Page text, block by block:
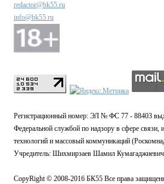
redactor@bk55.ru
info@bk55.ru
Регистрационный номер: ЭЛ № ФС 77 - 88403
Федеральной службой по надзору в сфере
технологий и массовый коммуникаций
Учредитель: Шихмирзаев Шамил Кумагаджиевич
CopyRight © 2008-2016 БК55 Все права